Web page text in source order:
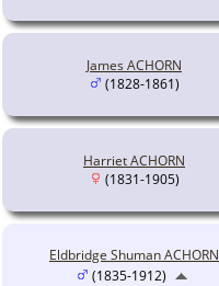
James ACHORN
(1828-1861)
Harriet ACHORN
(1831-1905)
Eldbridge Shuman ACHORN
(1835-1912)